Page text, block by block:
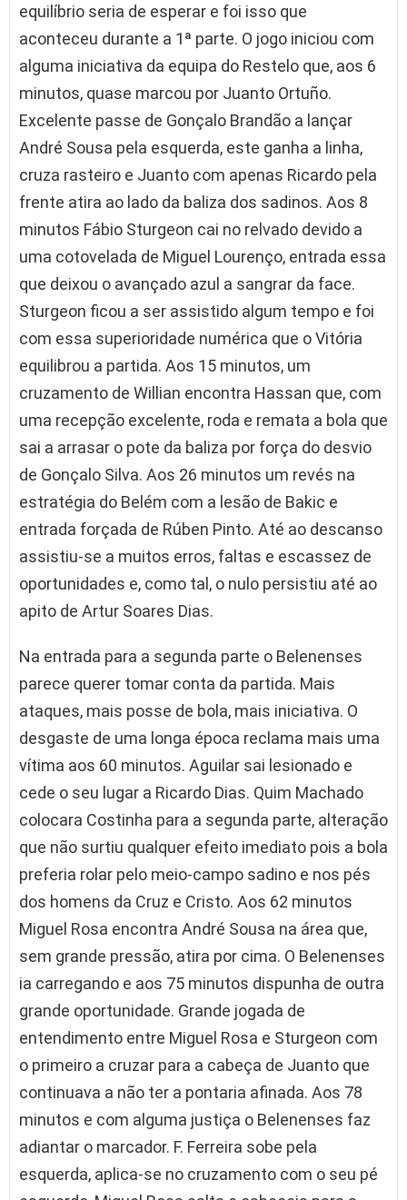
equilíbrio seria de esperar e foi isso que
aconteceu durante a 1ª parte. O jogo iniciou com
alguma iniciativa da equipa do Restelo que, aos 6
minutos, quase marcou por Juanto Ortuño.
Excelente passe de Gonçalo Brandão a lançar
André Sousa pela esquerda, este ganha a linha,
cruza rasteiro e Juanto com apenas Ricardo pela
frente atira ao lado da baliza dos sadinos. Aos 8
minutos Fábio Sturgeon cai no relvado devido a
uma cotovelada de Miguel Lourenço, entrada essa
que deixou o avançado azul a sangrar da face.
Sturgeon ficou a ser assistido algum tempo e foi
com essa superioridade numérica que o Vitória
equilibrou a partida. Aos 15 minutos, um
cruzamento de Willian encontra Hassan que, com
uma recepção excelente, roda e remata a bola que
sai a arrasar o pote da baliza por força do desvio
de Gonçalo Silva. Aos 26 minutos um revés na
estratégia do Belém com a lesão de Bakic e
entrada forçada de Rúben Pinto. Até ao descanso
assistiu-se a muitos erros, faltas e escassez de
oportunidades e, como tal, o nulo persistiu até ao
apito de Artur Soares Dias.
Na entrada para a segunda parte o Belenenses
parece querer tomar conta da partida. Mais
ataques, mais posse de bola, mais iniciativa. O
desgaste de uma longa época reclama mais uma
vítima aos 60 minutos. Aguilar sai lesionado e
cede o seu lugar a Ricardo Dias. Quim Machado
colocara Costinha para a segunda parte, alteração
que não surtiu qualquer efeito imediato pois a bola
preferia rolar pelo meio-campo sadino e nos pés
dos homens da Cruz e Cristo. Aos 62 minutos
Miguel Rosa encontra André Sousa na área que,
sem grande pressão, atira por cima. O Belenenses
ia carregando e aos 75 minutos dispunha de outra
grande oportunidade. Grande jogada de
entendimento entre Miguel Rosa e Sturgeon com
o primeiro a cruzar para a cabeça de Juanto que
continuava a não ter a pontaria afinada. Aos 78
minutos e com alguma justiça o Belenenses faz
adiantar o marcador. F. Ferreira sobe pela
esquerda, aplica-se no cruzamento com o seu pé